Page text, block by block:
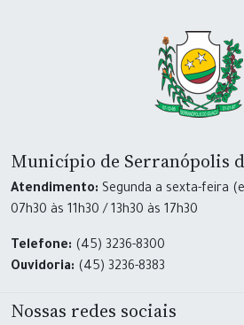
Município de Serranópolis
Atendimento: Segunda a sexta-feira
07h30 às 11h30 / 13h30 às 17h30
Telefone: (45) 3236-8300
Ouvidoria: (45) 3236-8383
Nossas redes sociais